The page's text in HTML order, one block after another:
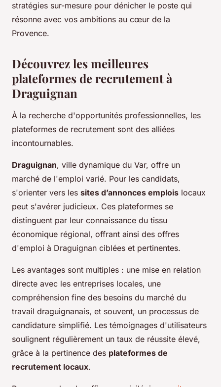
stratégies sur-mesure pour dénicher le poste qui
résonne avec vos ambitions au cœur de la
Provence.
Découvrez les meilleures
plateformes de recrutement à
Draguignan
À la recherche d'opportunités professionnelles, les
plateformes de recrutement sont des alliées
incontournables.
Draguignan, ville dynamique du Var, offre un
marché de l'emploi varié. Pour les candidats,
s'orienter vers les sites d’annonces emplois locaux
peut s'avérer judicieux. Ces plateformes se
distinguent par leur connaissance du tissu
économique régional, offrant ainsi des offres
d'emploi à Draguignan ciblées et pertinentes.
Les avantages sont multiples : une mise en relation
directe avec les entreprises locales, une
compréhension fine des besoins du marché du
travail draguignanais, et souvent, un processus de
candidature simplifié. Les témoignages d'utilisateurs
soulignent régulièrement un taux de réussite élevé,
grâce à la pertinence des plateformes de
recrutement locaux.